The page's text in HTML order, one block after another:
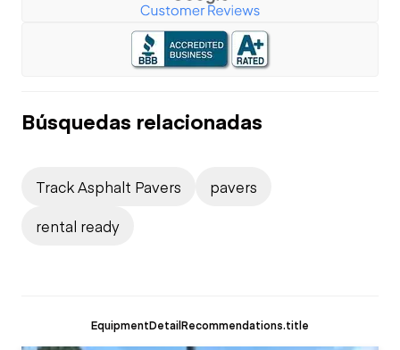
Búsquedas relacionadas
Track Asphalt Pavers
pavers
rental ready
EquipmentDetailRecommendations.title